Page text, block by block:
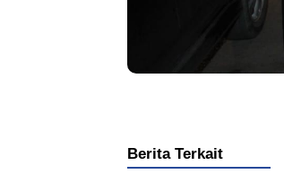
Berita Terkait